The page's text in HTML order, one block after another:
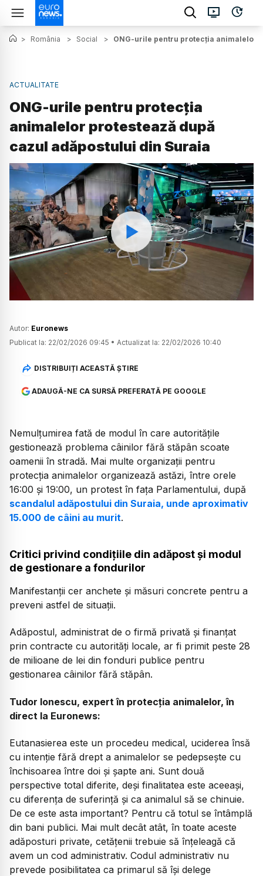
> România > Social > ONG-urile pentru protecția animalelor
ACTUALITATE
ONG-urile pentru protecția
animalelor protestează după
cazul adăpostului din Suraia
Watch
Autor: Euronews
Publicat la: 22/02/2026 09:45 • Actualizat la: 22/02/2026 10:40
DISTRIBUIȚI ACEASTĂ ȘTIRE
ADAUGĂ-NE CA SURSĂ PREFERATĂ PE GOOGLE
Nemulțumirea fată de modul în care autoritățile
gestionează problema câinilor fără stăpân scoate
oamenii în stradă. Mai multe organizații pentru
protecția animalelor organizează astăzi, între orele
16:00 și 19:00, un protest în fața Parlamentului, după
scandalul adăpostului din Suraia, unde aproximativ
15.000 de câini au murit.
Critici privind condițiile din adăpost și modul
de gestionare a fondurilor
Manifestanții cer anchete și măsuri concrete pentru a
preveni astfel de situații.
Adăpostul, administrat de o firmă privată și finanțat
prin contracte cu autorități locale, ar fi primit peste 28
de milioane de lei din fonduri publice pentru
gestionarea câinilor fără stăpân.
Tudor Ionescu, expert în protecția animalelor, în
direct la Euronews:
Eutanasierea este un procedeu medical, uciderea însă
cu intenție fără drept a animalelor se pedepsește cu
închisoarea între doi și șapte ani. Sunt două
perspective total diferite, deși finalitatea este aceeași,
cu diferența de suferință și ca animalul să se chinuie.
De ce este asta important? Pentru că totul se întâmplă
din bani publici. Mai mult decât atât, în toate aceste
adăposturi private, cetățenii trebuie să înțeleagă că
avem un cod administrativ. Codul administrativ nu
prevede posibilitatea ca primarul să își delege